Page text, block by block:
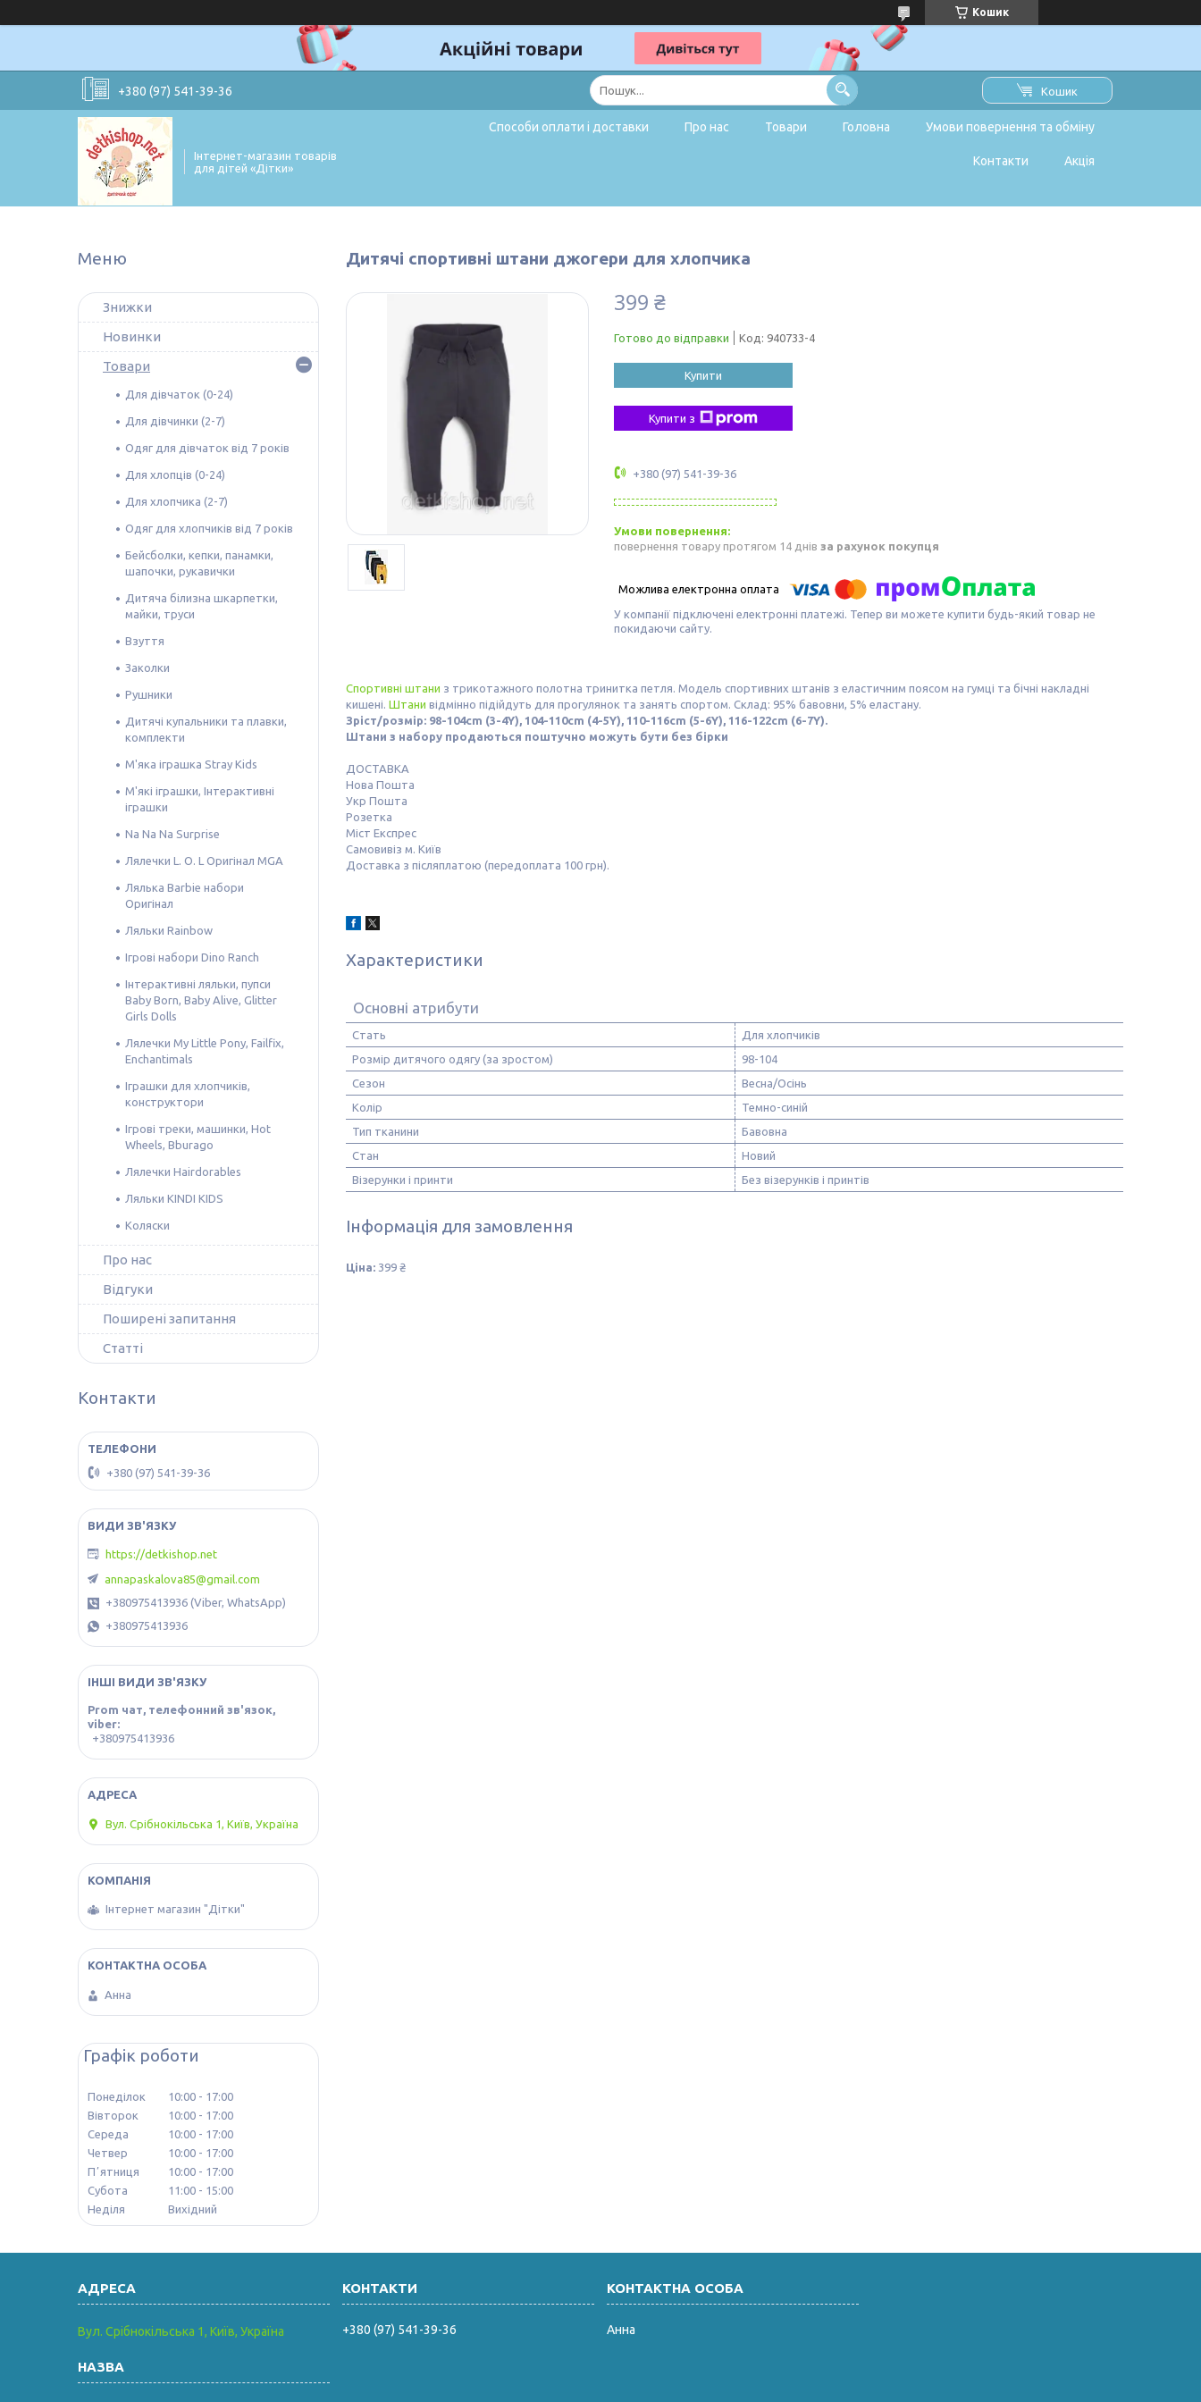
Кошик
+380 (97) 541-39-36 Кошик
Інтернет-магазин товарів
для дітей «Дітки»
Способи оплати і доставки Про нас Товари Головна Умови повернення та обміну
Контакти Акція
Дитячі спортивні штани джогери для хлопчика
399 ₴
Готово до відправки Код: 940733-4
Купити
Купити з
+380 (97) 541-39-36
повернення товару протягом 14 днів за рахунок покупця
У компанії підключені електронні платежі. Тепер ви можете купити будь-який товар не
покидаючи сайту.
Спортивні штани з трикотажного полотна тринитка петля. Модель спортивних штанів з еластичним поясом на гумці та бічні накладні
кишені. Штани відмінно підійдуть для прогулянок та занять спортом. Склад: 95% бавовни, 5% еластану.
Зріст/розмір: 98-104cm (3-4Y), 104-110cm (4-5Y), 110-116cm (5-6Y), 116-122cm (6-7Y).
Штани з набору продаються поштучно можуть бути без бірки
ДОСТАВКА
Нова Пошта
Укр Пошта
Розетка
Міст Експрес
Самовивіз м. Київ
Доставка з післяплатою (передоплата 100 грн).
Характеристики
Основні атрибути
Стать
Для хлопчиків
Розмір дитячого одягу (за зростом)
98-104
Сезон
Весна/Осінь
Колір
Темно-синій
Тип тканини
Бавовна
Стан
Новий
Візерунки і принти
Без візерунків і принтів
Інформація для замовлення
Ціна: 399 ₴
Знижки
Новинки
Товари
Для дівчаток (0-24)
Для дівчинки (2-7)
Одяг для дівчаток від 7 років
Для хлопців (0-24)
Для хлопчика (2-7)
Одяг для хлопчиків від 7 років
Бейсболки, кепки, панамки,
шапочки, рукавички
Дитяча білизна шкарпетки,
майки, труси
Взуття
Заколки
Рушники
Дитячі купальники та плавки,
комплекти
М'яка іграшка Stray Kids
М'які іграшки, Інтерактивні
іграшки
Na Na Na Surprise
Лялечки L. O. L Оригінал MGA
Лялька Barbie набори
Оригінал
Ляльки Rainbow
Ігрові набори Dino Ranch
Інтерактивні ляльки, пупси
Baby Born, Baby Alive, Glitter
Girls Dolls
Лялечки My Little Pony, Failfix,
Enchantimals
Іграшки для хлопчиків,
конструктори
Ігрові треки, машинки, Hot
Wheels, Bburago
Лялечки Hairdorables
Ляльки KINDI KIDS
Коляски
Про нас
Відгуки
Поширені запитання
Статті
Контакти
+380 (97) 541-39-36
https://detkishop.net
annapaskalova85@gmail.com
+380975413936 (Viber, WhatsApp)
+380975413936
ІНШІ ВИДИ ЗВ'ЯЗКУ
Prom чат, телефонний зв'язок,
viber
+380975413936
Вул. Срібнокільська 1, Київ, Україна
Інтернет магазин "Дітки"
Анна
Графік роботи
Понеділок 10:00
17:00
Вівторок
10:00
17:00
Середа
10:00
17:00
Четвер
10:00
17:00
Пʼятниця
10:00
17:00
Субота
11:00
15:00
Неділя
Вихідний
Вул. Срібнокільська 1, Київ, Україна +380 (97) 541-39-36 Анна